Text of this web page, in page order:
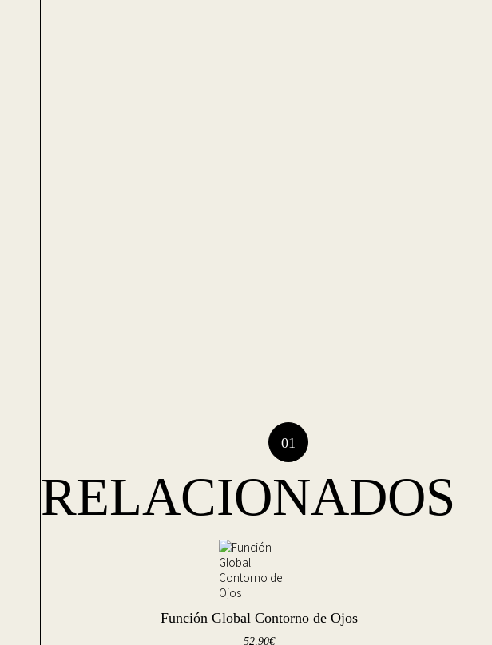
RELACIONADOS
Función Global Contorno de Ojos
52,90€